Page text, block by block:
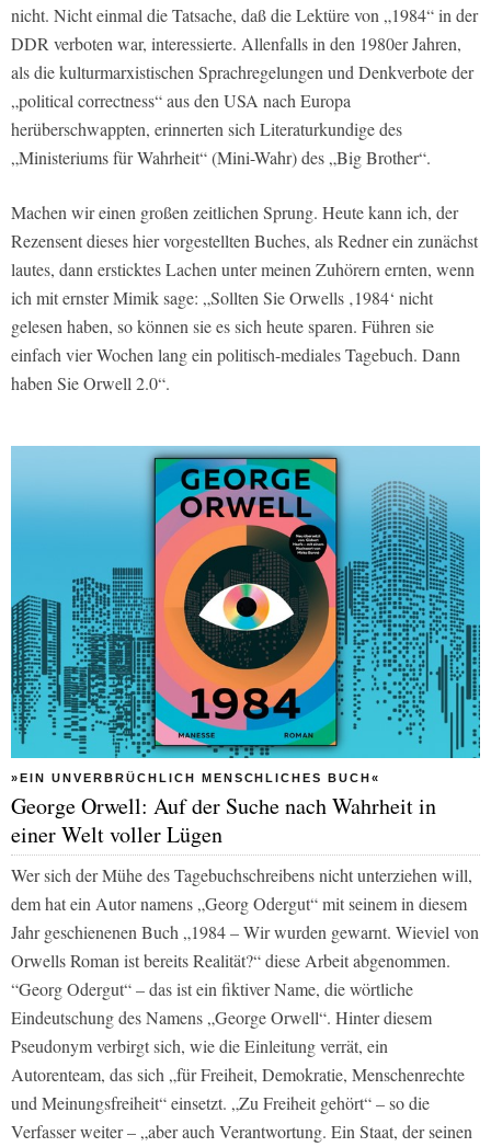
nicht. Nicht einmal die Tatsache, daß die Lektüre von „1984“ in der
DDR verboten war, interessierte. Allenfalls in den 1980er Jahren,
als die kulturmarxistischen Sprachregelungen und Denkverbote der
„political correctness“ aus den USA nach Europa
herüberschwappten, erinnerten sich Literaturkundige des
„Ministeriums für Wahrheit“ (Mini-Wahr) des „Big Brother“.
Machen wir einen großen zeitlichen Sprung. Heute kann ich, der
Rezensent dieses hier vorgestellten Buches, als Redner ein zunächst
lautes, dann ersticktes Lachen unter meinen Zuhörern ernten, wenn
ich mit ernster Mimik sage: „Sollten Sie Orwells ‚1984‘ nicht
gelesen haben, so können sie es sich heute sparen. Führen sie
einfach vier Wochen lang ein politisch-mediales Tagebuch. Dann
haben Sie Orwell 2.0“.
»EIN UNVERBRÜCHLICH MENSCHLICHES BUCH«
George Orwell: Auf der Suche nach Wahrheit in
einer Welt voller Lügen
Wer sich der Mühe des Tagebuchschreibens nicht unterziehen will,
dem hat ein Autor namens „Georg Odergut“ mit seinem in diesem
Jahr geschienenen Buch „1984 – Wir wurden gewarnt. Wieviel von
Orwells Roman ist bereits Realität?“ diese Arbeit abgenommen.
“Georg Odergut“ – das ist ein fiktiver Name, die wörtliche
Eindeutschung des Namens „George Orwell“. Hinter diesem
Pseudonym verbirgt sich, wie die Einleitung verrät, ein
Autorenteam, das sich „für Freiheit, Demokratie, Menschenrechte
und Meinungsfreiheit“ einsetzt. „Zu Freiheit gehört“ – so die
Verfasser weiter – „aber auch Verantwortung. Ein Staat, der seinen